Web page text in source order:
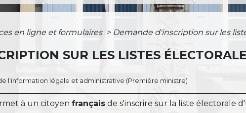
en ligne et formulaires > Demande d'inscription sur les
SUR LES LISTES
l'information légale et administrative (Première ministre)
à un citoyen français de s'inscrire sur la liste électorale